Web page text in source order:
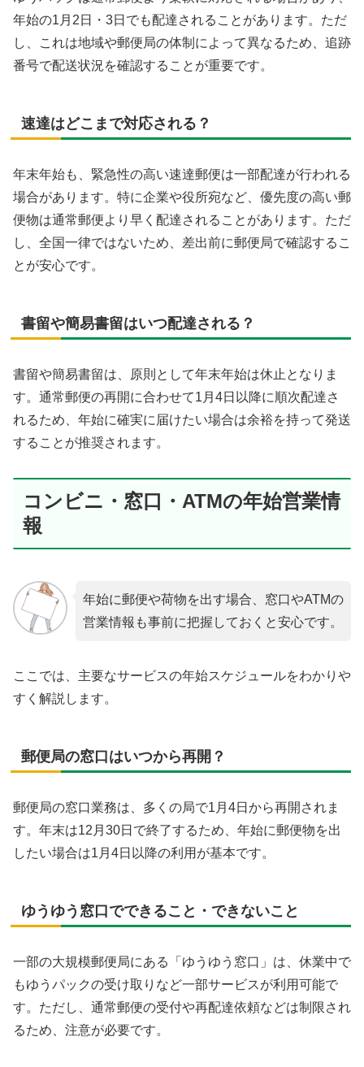
年始の1月2日・3日でも配達されることがあります。ただ
し、これは地域や郵便局の体制によって異なるため、追跡
番号で配送状況を確認することが重要です。
速達はどこまで対応される？
年末年始も、緊急性の高い速達郵便は一部配達が行われる
場合があります。特に企業や役所宛など、優先度の高い郵
便物は通常郵便より早く配達されることがあります。ただ
し、全国一律ではないため、差出前に郵便局で確認するこ
とが安心です。
書留や簡易書留はいつ配達される？
書留や簡易書留は、原則として年末年始は休止となりま
す。通常郵便の再開に合わせて1月4日以降に順次配達さ
れるため、年始に確実に届けたい場合は余裕を持って発送
することが推奨されます。
コンビニ・窓口・ATMの年始営業情
報
年始に郵便や荷物を出す場合、窓口やATMの
営業情報も事前に把握しておくと安心です。
ここでは、主要なサービスの年始スケジュールをわかりや
すく解説します。
郵便局の窓口はいつから再開？
郵便局の窓口業務は、多くの局で1月4日から再開されま
す。年末は12月30日で終了するため、年始に郵便物を出
したい場合は1月4日以降の利用が基本です。
ゆうゆう窓口でできること・できないこと
一部の大規模郵便局にある「ゆうゆう窓口」は、休業中で
もゆうパックの受け取りなど一部サービスが利用可能で
す。ただし、通常郵便の受付や再配達依頼などは制限され
るため、注意が必要です。